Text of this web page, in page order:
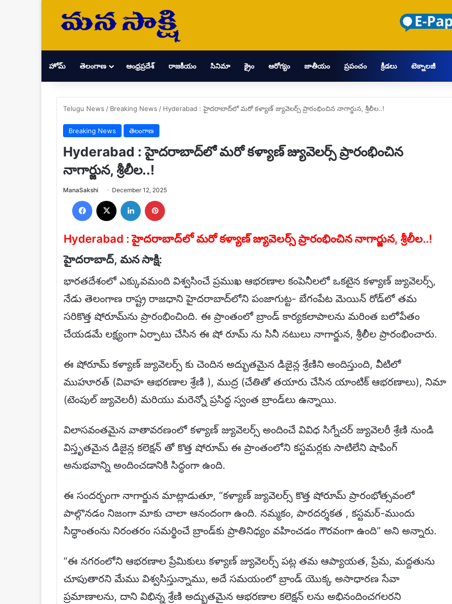
హోమ్ తెలంగాణ ఆంధ్రప్రదేశ్ రాజకీయం సినిమా క్రైం ఆరోగ్యం జాతీయం ప్రపంచం క్రీడలు టెక్నాలజీ
Telugu News / Breaking News / Hyderabad : హైదరాబాద్‌లో మరో కళ్యాణ్ జ్యువెలర్స్ ప్రారంభించిన నాగార్జున, శ్రీలీల..!
Breaking News తెలంగాణ
Hyderabad : హైదరాబాద్‌లో మరో కళ్యాణ్ జ్యువెలర్స్ ప్రారంభించిన
నాగార్జున, శ్రీలీల..!
ManaSakshiSend
email
December 12, 2025
Facebook LinkedIn
Hyderabad : హైదరాబాద్‌లో మరో కళ్యాణ్ జ్యువెలర్స్ ప్రారంభించిన నాగార్జున, శ్రీలీల..!
హైదరాబాద్, మన సాక్షి:
భారతదేశంలో ఎక్కువమంది విశ్వసించే ప్రముఖ ఆభరణాల కంపెనీలలో ఒకటైన కళ్యాణ్ జ్యువెలర్స్,
నేడు తెలంగాణ రాష్ట్ర రాజధాని హైదరాబాద్‌లోని పంజాగుట్ట- బేగంపేట మెయిన్ రోడ్‌లో తమ
సరికొత్త షోరూమ్‌ను ప్రారంభించింది. ఈ ప్రాంతంలో బ్రాండ్ కార్యకలాపాలను మరింత బలోపేతం
చేయడమే లక్ష్యంగా ఏర్పాటు చేసిన ఈ షో రూమ్ ను సినీ నటులు నాగార్జున, శ్రీలీల ప్రారంభించారు.
ఈ షోరూమ్ కళ్యాణ్ జ్యువెలర్స్ కు చెందిన అద్భుతమైన డిజైన్ల శ్రేణిని అందిస్తుంది, వీటిలో
ముహూరత్ (వివాహ ఆభరణాల శ్రేణి ), ముద్ర (చేతితో తయారు చేసిన యాంటిక్ ఆభరణాలు), నిమా
(టెంపుల్ జ్యువెలరీ) మరియు మరెన్నో ప్రసిద్ధ స్వంత బ్రాండ్‌లు ఉన్నాయి.
విలాసవంతమైన వాతావరణంలో కళ్యాణ్ జ్యువెలర్స్ అందించే వివిధ సిగ్నేచర్ జ్యువెలరీ శ్రేణి నుండి
విస్తృతమైన డిజైన్ల కలెక్షన్ తో కొత్త షోరూమ్‌ ఈ ప్రాంతంలోని కస్టమర్లకు సాటిలేని షాపింగ్
అనుభవాన్ని అందించడానికి సిద్ధంగా ఉంది.
ఈ సందర్భంగా నాగార్జున మాట్లాడుతూ, “కళ్యాణ్ జ్యువెలర్స్ కొత్త షోరూమ్‌ ప్రారంభోత్సవంలో
పాల్గొనడం నిజంగా మాకు చాలా ఆనందంగా ఉంది. నమ్మకం, పారదర్శకత , కస్టమర్-ముందు
సిద్ధాంతంను నిరంతరం సమర్థించే బ్రాండ్‌కు ప్రాతినిధ్యం వహించడం గౌరవంగా ఉంది” అని అన్నారు.
“ఈ నగరంలోని ఆభరణాల ప్రేమికులు కళ్యాణ్ జ్యువెలర్స్‌ పట్ల తమ ఆప్యాయత, ప్రేమ, మద్దతును
చూపుతారని మేము విశ్వసిస్తున్నాము, అదే సమయంలో బ్రాండ్ యొక్క అసాధారణ సేవా
ప్రమాణాలను, దాని విభిన్న శ్రేణి అద్భుతమైన ఆభరణాల కలెక్షన్ లను అభినందించగలరని